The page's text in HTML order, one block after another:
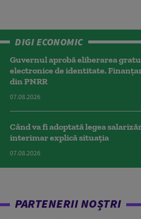
DIGI ECONOMIC
Guvernul aprobă eliberarea
electronice de identitate.
din PNRR
07.08.2026
Când va fi adoptată legea
interimar explică situația
07.08.2026
PARTENERII NOȘTRI